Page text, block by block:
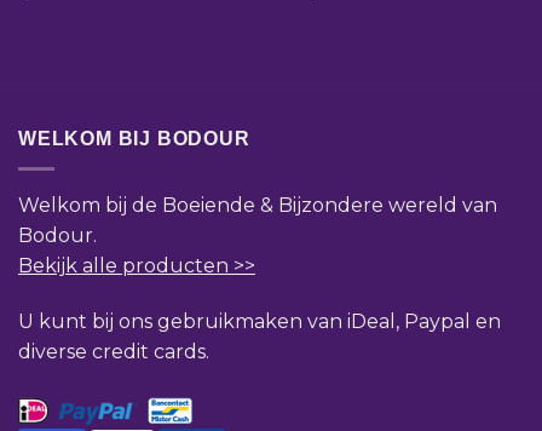
WELKOM BIJ BODOUR
Welkom bij de Boeiende & Bijzondere wereld van
Bodour.
Bekijk alle producten >>
U kunt bij ons gebruikmaken van iDeal, Paypal en
diverse credit cards.